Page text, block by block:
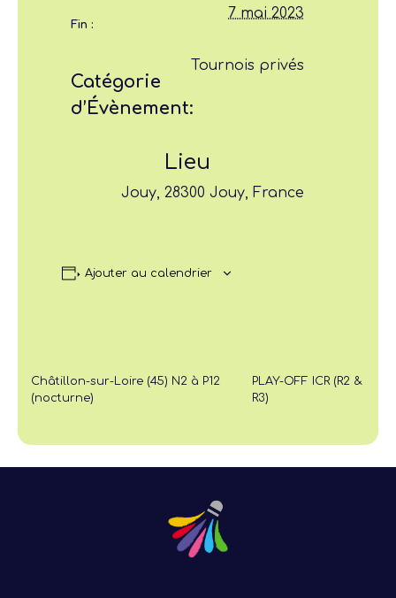
Fin :
7 mai 2023
Catégorie
d’Évènement:
Tournois privés
Lieu
Jouy, 28300 Jouy, France
Ajouter au calendrier
Châtillon-sur-Loire (45) N2 à P12
(nocturne)
PLAY-OFF ICR (R2 &
R3)